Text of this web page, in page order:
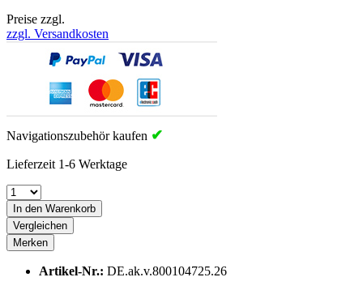
Preise zzgl.
zzgl. Versandkosten
Navigationszubehör kaufen ✔
Lieferzeit 1-6 Werktage
In den Warenkorb
Vergleichen
Merken
Artikel-Nr.: DE.ak.v.800104725.26